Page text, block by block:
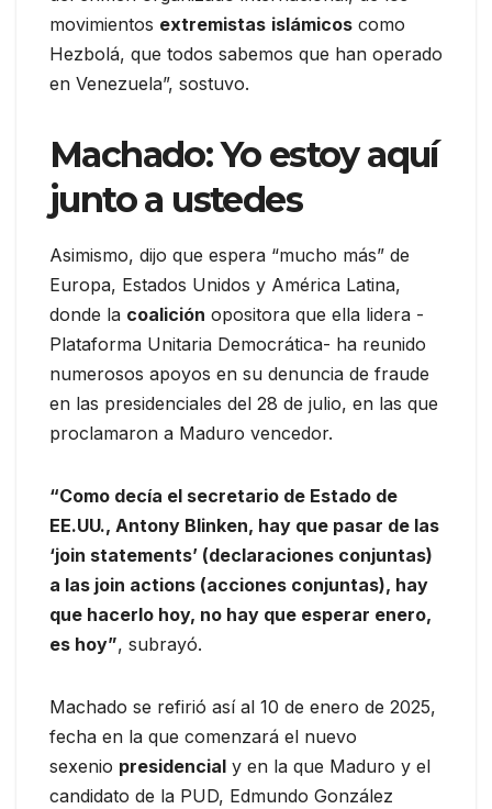
movimientos extremistas islámicos como
Hezbolá, que todos sabemos que han operado
en Venezuela”, sostuvo.
Machado: Yo estoy aquí
junto a ustedes
Asimismo, dijo que espera “mucho más” de
Europa, Estados Unidos y América Latina,
donde la coalición opositora que ella lidera -
Plataforma Unitaria Democrática- ha reunido
numerosos apoyos en su denuncia de fraude
en las presidenciales del 28 de julio, en las que
proclamaron a Maduro vencedor.
“Como decía el secretario de Estado de
EE.UU., Antony Blinken, hay que pasar de las
‘join statements’ (declaraciones conjuntas)
a las join actions (acciones conjuntas), hay
que hacerlo hoy, no hay que esperar enero,
es hoy”, subrayó.
Machado se refirió así al 10 de enero de 2025,
fecha en la que comenzará el nuevo
sexenio presidencial y en la que Maduro y el
candidato de la PUD, Edmundo González